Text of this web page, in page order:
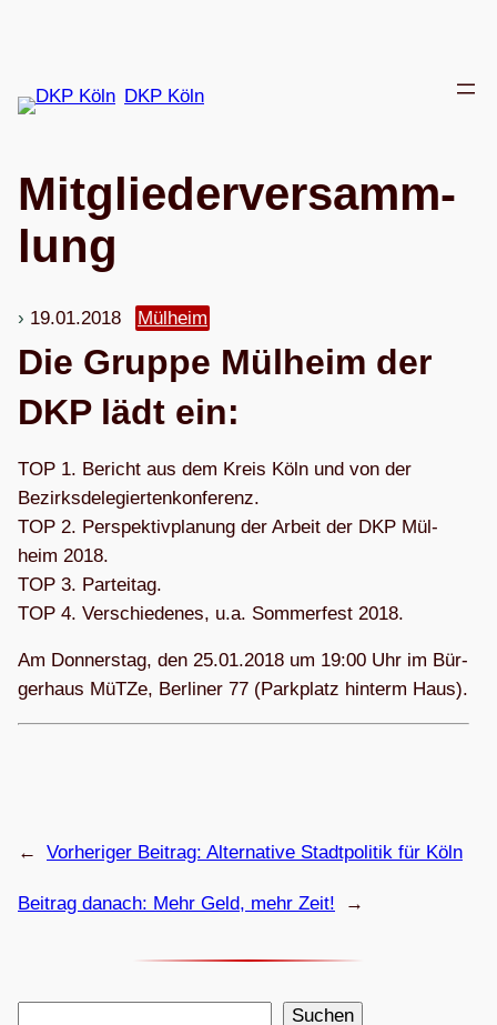
springen
DKP Köln
Mit­glie­der­ver­samm­
lung
19.01.2018 Mülheim
Die Gruppe Mül­heim der
DKP lädt ein:
TOP 1. Bericht aus dem Kreis Köln und von der
Bezirks­de­le­gier­ten­kon­fe­renz.
TOP 2. Per­spek­tiv­pla­nung der Arbeit der DKP Mül­
heim 2018.
TOP 3. Par­tei­tag.
TOP 4. Ver­schie­de­nes, u.a. Som­mer­fest 2018.
Am Don­ners­tag, den 25.01.2018 um 19:00 Uhr im Bür­
ger­haus MüTZe, Ber­li­ner 77 (Park­platz hin­term Haus).
← Vorheriger Beitrag: Alter­na­tive Stadt­po­li­tik für Köln
Beitrag danach: Mehr Geld, mehr Zeit! →
Suchen